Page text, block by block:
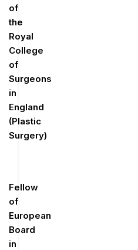
of
the
Royal
College
of
Surgeons
in
England
(Plastic
Surgery)
Fellow
of
European
Board
in